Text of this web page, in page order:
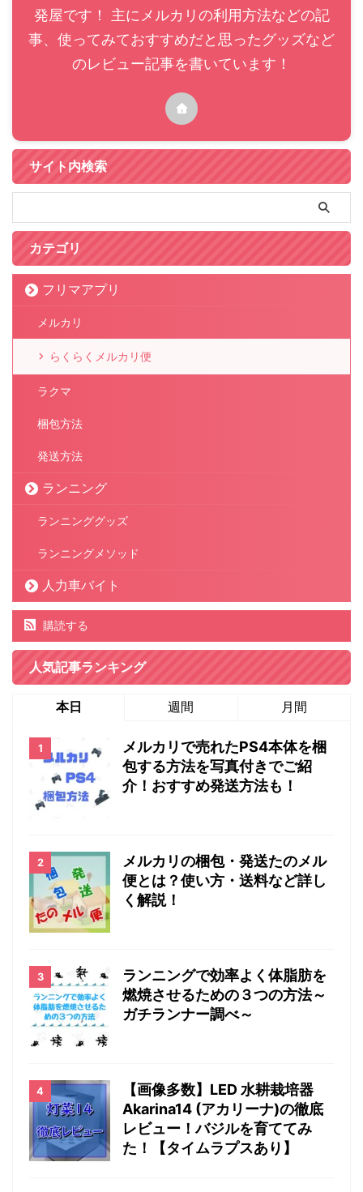
発屋です！ 主にメルカリの利用方法などの記
事、使ってみておすすめだと思ったグッズなど
のレビュー記事を書いています！
サイト内検索
カテゴリ
フリマアプリ
メルカリ
らくらくメルカリ便
ラクマ
梱包方法
発送方法
ランニング
ランニンググッズ
ランニングメソッド
人力車バイト
購読する
人気記事ランキング
本日 週間 月間
メルカリで売れたPS4本体を梱
包する方法を写真付きでご紹
介！おすすめ発送方法も！
メルカリの梱包・発送たのメル
便とは？使い方・送料など詳し
く解説！
ランニングで効率よく体脂肪を
燃焼させるための３つの方法～
ガチランナー調べ～
【画像多数】LED 水耕栽培器
Akarina14 (アカリーナ)の徹底
レビュー！バジルを育ててみ
た！【タイムラプスあり】